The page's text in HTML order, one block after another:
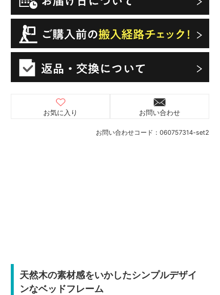
お問い合わせコード： 060757314-set2
お気に入り お問い合わせ
天然木の素材感をいかしたシンプルデザイ
ンなベッドフレーム